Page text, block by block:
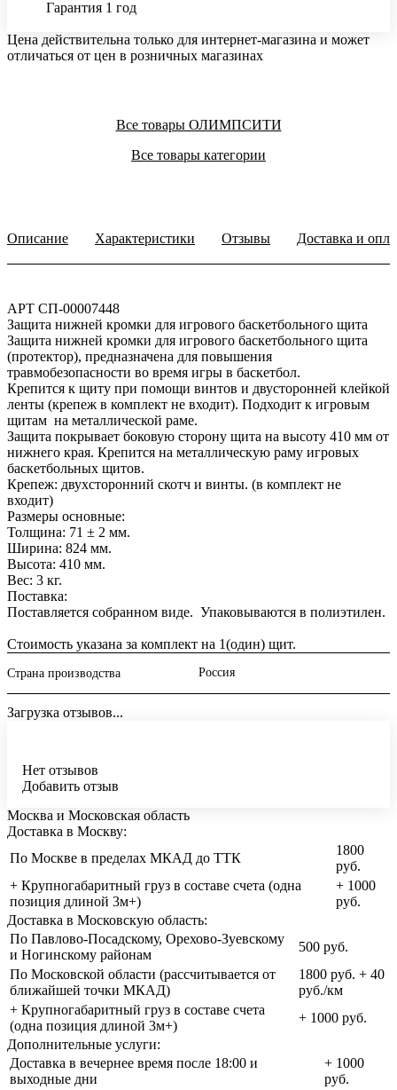
Гарантия 1 год
Цена действительна только для интернет-магазина и может
отличаться от цен в розничных магазинах
Все товары ОЛИМПСИТИ
Все товары категории
Описание Характеристики Отзывы Доставка и
АРТ СП-00007448
Защита нижней кромки для игрового баскетбольного щита
Защита нижней кромки для игрового баскетбольного щита
(протектор), предназначена для повышения
травмобезопасности во время игры в баскетбол.
Крепится к щиту при помощи винтов и двусторонней клейкой
ленты (крепеж в комплект не входит). Подходит к игровым
щитам на металлической раме.
Защита покрывает боковую сторону щита на высоту 410 мм от
нижнего края. Крепится на металлическую раму игровых
баскетбольных щитов.
Крепеж: двухсторонний скотч и винты. (в комплект не
входит)
Размеры основные:
Толщина: 71 ± 2 мм.
Ширина: 824 мм.
Высота: 410 мм.
Вес: 3 кг.
Поставка:
Поставляется собранном виде. Упаковываются в полиэтилен.
Стоимость указана за комплект на 1(один) щит.
Страна производства Россия
Загрузка отзывов...
Нет отзывов
Добавить отзыв
Москва и Московская область
Доставка в Москву:
По Москве в пределах МКАД до ТТК
1800
руб.
+ Крупногабаритный груз в составе счета (одна
позиция длиной 3м+)
+ 1000
руб.
Доставка в Московскую область:
По Павлово-Посадскому, Орехово-Зуевскому
и Ногинскому районам
500 руб.
По Московской области (рассчитывается от
ближайшей точки МКАД)
1800 руб. + 40
руб./км
+ Крупногабаритный груз в составе счета
(одна позиция длиной 3м+)
+ 1000 руб.
Дополнительные услуги:
Доставка в вечернее время после 18:00 и
выходные дни
+ 1000
руб.